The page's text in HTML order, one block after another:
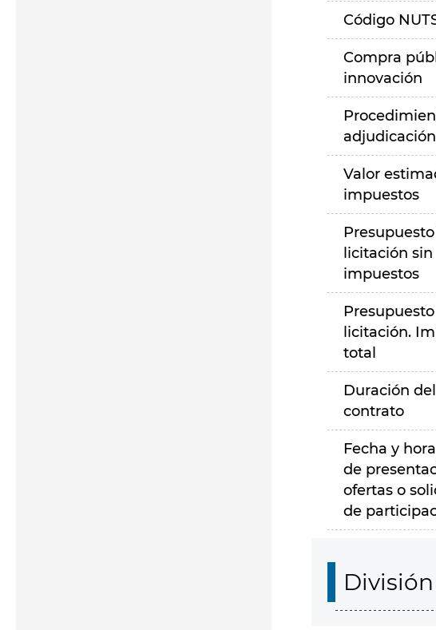
Código
Compra
innovación
adjudicación
Valor
impuestos
licitación sin
impuestos
licitación.
total
Duración del
contrato
Fecha y
de
ofertas o
de